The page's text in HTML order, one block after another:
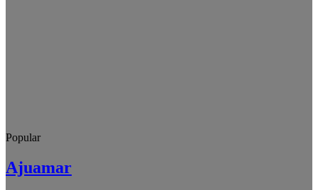
Popular
Ajuamar